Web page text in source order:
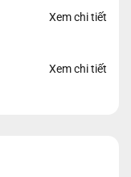
Xem chi tiết
Xem chi tiết